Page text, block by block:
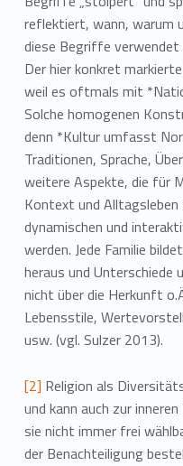
reflektiert, wann, warum
diese Begriffe verwendet
Der hier konkret
weil es oftmals mit
Solche homogenen
denn *Kultur umfasst
Traditionen, Sprache,
weitere Aspekte, die für
Kontext und Alltagsleben
dynamischen und
werden. Jede Familie
heraus und Unterschiede
nicht über die Herkunft
Lebensstile,
usw. (vgl. Sulzer 2013).
[2] Religion als
und kann auch zur
sie nicht immer frei
der Benachteiligung